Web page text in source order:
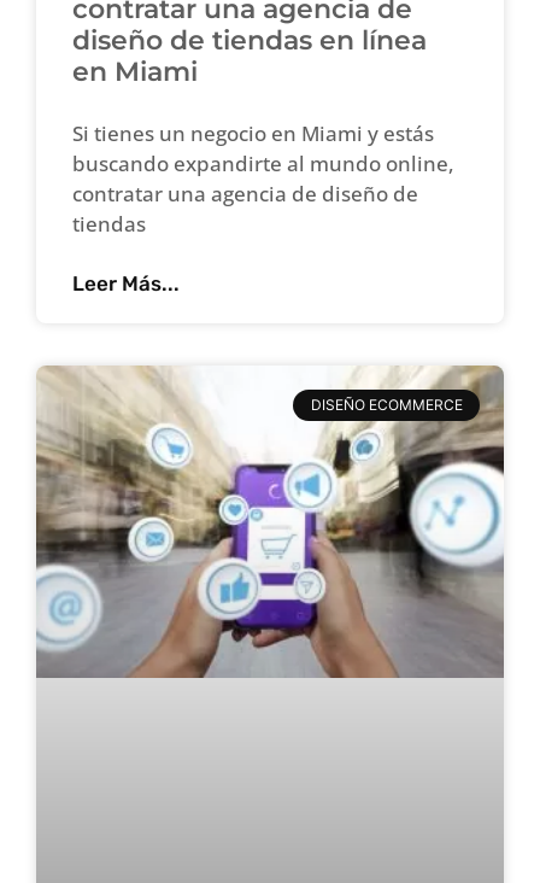
contratar una agencia de
diseño de tiendas en línea
en Miami
Si tienes un negocio en Miami y estás
buscando expandirte al mundo online,
contratar una agencia de diseño de
tiendas
Leer Más...
DISEÑO ECOMMERCE